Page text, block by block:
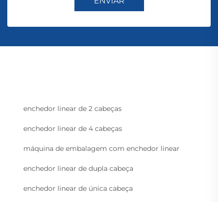
enchedor linear de 2 cabeças
enchedor linear de 4 cabeças
máquina de embalagem com enchedor linear
enchedor linear de dupla cabeça
enchedor linear de única cabeça